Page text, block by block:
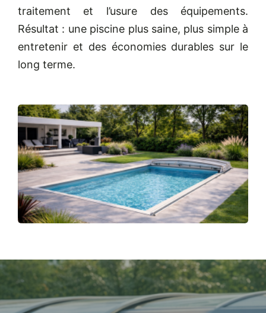
traitement et l’usure des équipements.
Résultat : une piscine plus saine, plus simple à
entretenir et des économies durables sur le
long terme.